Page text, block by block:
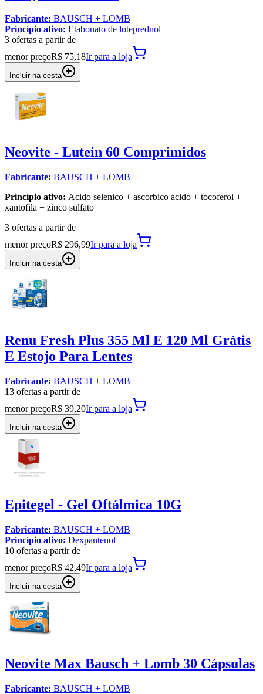
Fabricante: BAUSCH + LOMB
Princípio ativo: Etabonato de loteprednol
3 ofertas a partir de
menor preçoR$ 75,18Ir para a loja
Incluir na cesta
Neovite - Lutein 60 Comprimidos
Fabricante: BAUSCH + LOMB
Princípio ativo: Acido selenico + ascorbico acido + tocoferol +
xantofila + zinco sulfato
3 ofertas a partir de
menor preçoR$ 296,99Ir para a loja
Incluir na cesta
Renu Fresh Plus 355 Ml E 120 Ml Grátis
E Estojo Para Lentes
Fabricante: BAUSCH + LOMB
13 ofertas a partir de
menor preçoR$ 39,20Ir para a loja
Incluir na cesta
Epitegel - Gel Oftálmica 10G
Fabricante: BAUSCH + LOMB
Princípio ativo: Dexpantenol
10 ofertas a partir de
menor preçoR$ 42,49Ir para a loja
Incluir na cesta
Neovite Max Bausch + Lomb 30 Cápsulas
Fabricante: BAUSCH + LOMB